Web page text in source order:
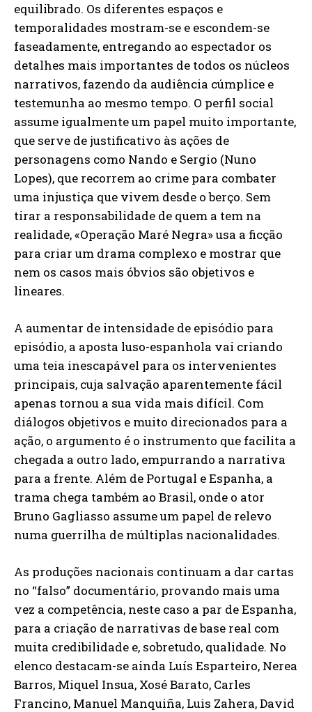
equilibrado. Os diferentes espaços e
temporalidades mostram-se e escondem-se
faseadamente, entregando ao espectador os
detalhes mais importantes de todos os núcleos
narrativos, fazendo da audiência cúmplice e
testemunha ao mesmo tempo. O perfil social
assume igualmente um papel muito importante,
que serve de justificativo às ações de
personagens como Nando e Sergio (Nuno
Lopes), que recorrem ao crime para combater
uma injustiça que vivem desde o berço. Sem
tirar a responsabilidade de quem a tem na
realidade, «Operação Maré Negra» usa a ficção
para criar um drama complexo e mostrar que
nem os casos mais óbvios são objetivos e
lineares.
A aumentar de intensidade de episódio para
episódio, a aposta luso-espanhola vai criando
uma teia inescapável para os intervenientes
principais, cuja salvação aparentemente fácil
apenas tornou a sua vida mais difícil. Com
diálogos objetivos e muito direcionados para a
ação, o argumento é o instrumento que facilita a
chegada a outro lado, empurrando a narrativa
para a frente. Além de Portugal e Espanha, a
trama chega também ao Brasil, onde o ator
Bruno Gagliasso assume um papel de relevo
numa guerrilha de múltiplas nacionalidades.
As produções nacionais continuam a dar cartas
no “falso” documentário, provando mais uma
vez a competência, neste caso a par de Espanha,
para a criação de narrativas de base real com
muita credibilidade e, sobretudo, qualidade. No
elenco destacam-se ainda Luís Esparteiro, Nerea
Barros, Miquel Insua, Xosé Barato, Carles
Francino, Manuel Manquiña, Luis Zahera, David